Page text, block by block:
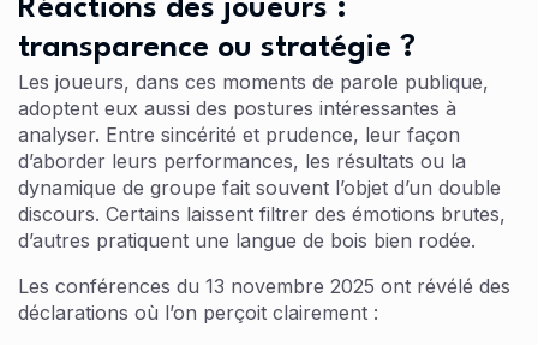
Réactions des joueurs :
transparence ou stratégie ?
Les joueurs, dans ces moments de parole publique,
adoptent eux aussi des postures intéressantes à
analyser. Entre sincérité et prudence, leur façon
d’aborder leurs performances, les résultats ou la
dynamique de groupe fait souvent l’objet d’un double
discours. Certains laissent filtrer des émotions brutes,
d’autres pratiquent une langue de bois bien rodée.
Les conférences du 13 novembre 2025 ont révélé des
déclarations où l’on perçoit clairement :